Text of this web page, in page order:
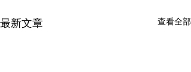
最新文章 查看全部